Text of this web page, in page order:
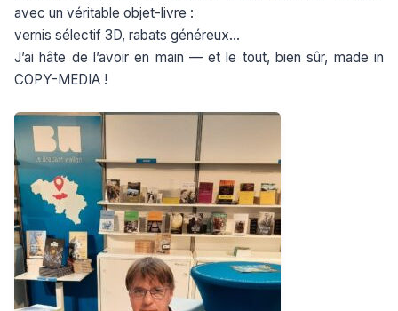
avec un véritable objet-livre :
vernis sélectif 3D, rabats généreux…
J’ai hâte de l’avoir en main — et le tout, bien sûr, made in
COPY-MEDIA !